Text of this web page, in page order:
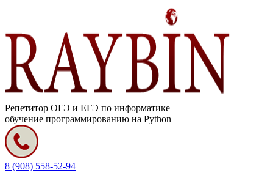
Репетитор ОГЭ и ЕГЭ по информатике
обучение программированию на Python
8 (908) 558-52-94